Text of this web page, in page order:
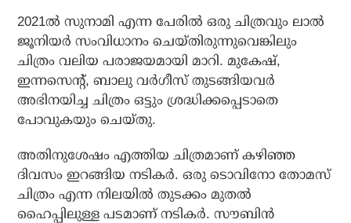
2021ൽ സുനാമി എന്ന പേരിൽ ഒരു ചിത്രവും ലാൽ
ജൂനിയർ സംവിധാനം ചെയ്തിരുന്നുവെങ്കിലും
ചിത്രം വലിയ പരാജയമായി മാറി. മുകേഷ്,
ഇന്നസെന്റ്, ബാലു വർഗീസ് തുടങ്ങിയവർ
അഭിനയിച്ച ചിത്രം ഒട്ടും ശ്രദ്ധിക്കപ്പെടാതെ
പോവുകയും ചെയ്തു.
അതിനുശേഷം എത്തിയ ചിത്രമാണ് കഴിഞ്ഞ
ദിവസം ഇറങ്ങിയ നടികർ. ഒരു ടൊവിനോ തോമസ്
ചിത്രം എന്ന നിലയിൽ തുടക്കം മുതൽ
ഹൈപ്പിലുള്ള പടമാണ് നടികർ. സൗബിൻ